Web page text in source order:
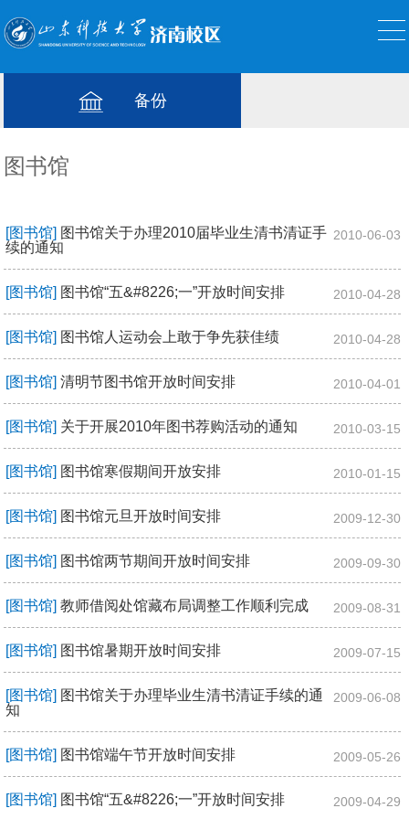
备份
图书馆
[图书馆] 图书馆关于办理2010届毕业生清书清证手
续的通知
2010-06-03
[图书馆] 图书馆“五&#8226;一”开放时间安排 2010-04-28
[图书馆] 图书馆人运动会上敢于争先获佳绩 2010-04-28
[图书馆]清明节图书馆开放时间安排 2010-04-01
[图书馆] 关于开展2010年图书荐购活动的通知 2010-03-15
[图书馆] 图书馆寒假期间开放安排 2010-01-15
[图书馆] 图书馆元旦开放时间安排 2009-12-30
[图书馆] 图书馆两节期间开放时间安排 2009-09-30
[图书馆]教师借阅处馆藏布局调整工作顺利完成 2009-08-31
[图书馆] 图书馆暑期开放时间安排 2009-07-15
[图书馆] 图书馆关于办理毕业生清书清证手续的通
知
2009-06-08
[图书馆] 图书馆端午节开放时间安排 2009-05-26
[图书馆] 图书馆“五&#8226;一”开放时间安排 2009-04-29